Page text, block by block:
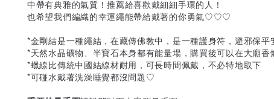
中帶有典雅的氣質！推薦給喜歡戴細細手環的人！
也希望我們編織的幸運繩能帶給戴著的你勇氣♡♡♡
*金剛結是一種繩結，在藏傳佛教中，是一種護身符，避邪保平
*天然水晶礦物、半寶石本身都有能量場，購買後可以在大廟
*蠟線比傳統中國結線材耐用，可長時間佩戴，不必特地取下
*可碰水戴著洗澡睡覺都沒問題♡